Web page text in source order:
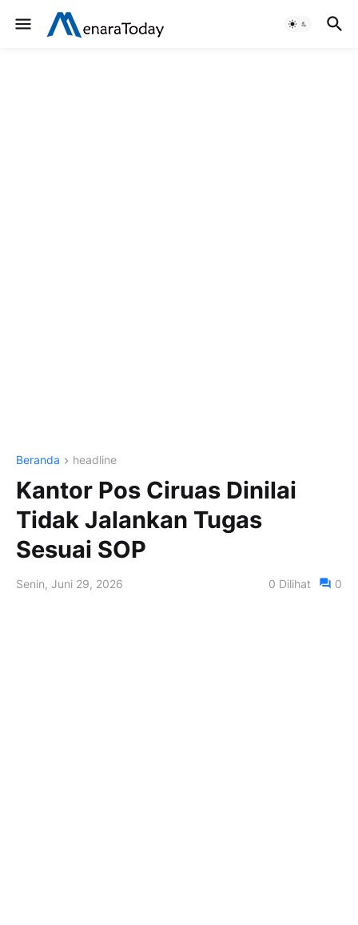
Beranda headline
Kantor Pos Ciruas Dinilai
Tidak Jalankan Tugas
Sesuai SOP
Senin, Juni 29, 2026 0 Dilihat 0